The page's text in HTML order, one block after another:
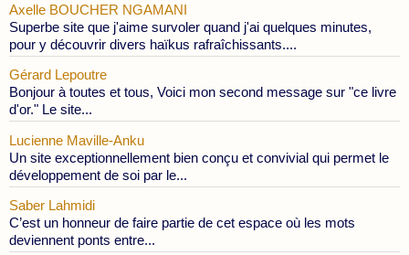
Axelle BOUCHER NGAMANI
Superbe site que j'aime survoler quand j'ai quelques minutes,
pour y découvrir divers haïkus rafraîchissants....
Gérard Lepoutre
Bonjour à toutes et tous, Voici mon second message sur "ce livre
d'or." Le site...
Lucienne Maville-Anku
Un site exceptionnellement bien conçu et convivial qui permet le
développement de soi par le...
Saber Lahmidi
C’est un honneur de faire partie de cet espace où les mots
deviennent ponts entre...